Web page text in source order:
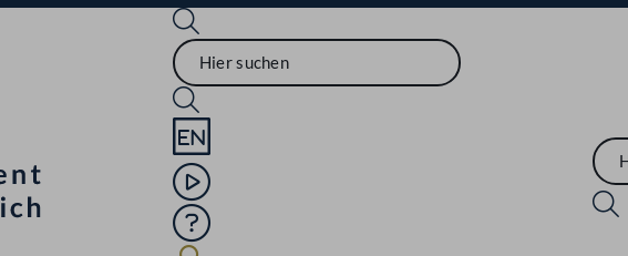
Sprache English
Mediathek
Hilfe